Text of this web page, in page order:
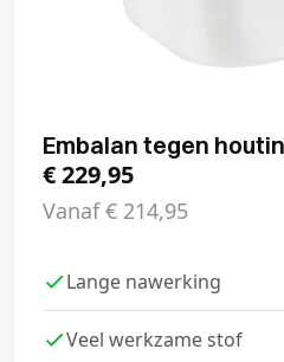
Embalan tegen
€229,95
Vanaf€ 214,95
Lange nawerking
Veel werkzame stof